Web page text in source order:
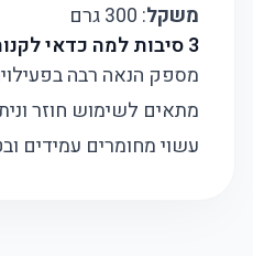
משקל: 300 גרם
3 סיבות למה כדאי לקנות את הכדור הזה:
מספק הנאה רבה
מתאים לשימוש חוזר
עשוי מחומרים עמידים